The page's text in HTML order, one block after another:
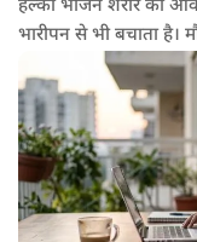
हल्का भोजन शरीर को
भारीपन से भी बचाता है।
हल्का भोजन करने से
मदद मिलती है। आधुनिक
में हल्का भोजन